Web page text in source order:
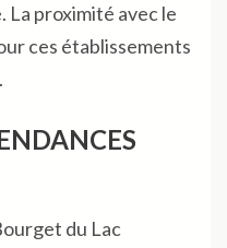
proximité avec le
ces établissements
du Lac